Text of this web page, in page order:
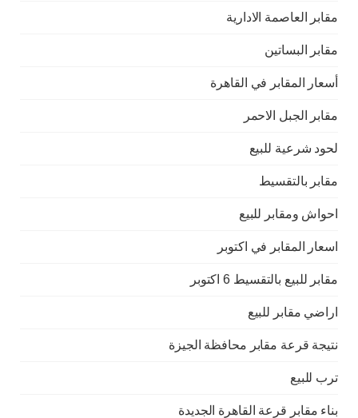
مقابر العاصمة الادارية
مقابر البساتين
أسعار المقابر في القاهرة
مقابر الجبل الاحمر
لحود شرعية للبيع
مقابر بالتقسيط
احواش ومقابر للبيع
اسعار المقابر في اكتوبر
مقابر للبيع بالتقسيط 6 اكتوبر
اراضي مقابر للبيع
نتيجة قرعة مقابر محافظة الجيزة
ترب للبيع
بناء مقابر قرعة القاهرة الجديدة